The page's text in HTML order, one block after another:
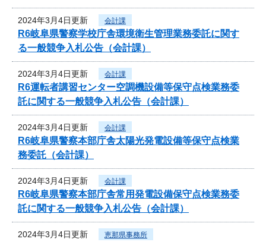
2024年3月4日更新 会計課
R6岐阜県警察学校庁舎環境衛生管理業務委託に関す
る一般競争入札公告（会計課）
2024年3月4日更新 会計課
R6運転者講習センター空調機設備等保守点検業務委
託に関する一般競争入札公告（会計課）
2024年3月4日更新 会計課
R6岐阜県警察本部庁舎太陽光発電設備等保守点検業
務委託（会計課）
2024年3月4日更新 会計課
R6岐阜県警察本部庁舎常用発電設備保守点検業務委
託に関する一般競争入札公告（会計課）
2024年3月4日更新 恵那県事務所